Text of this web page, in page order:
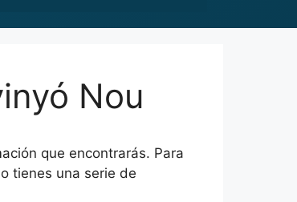
Nou
que encontrarás. Para
tienes una serie de